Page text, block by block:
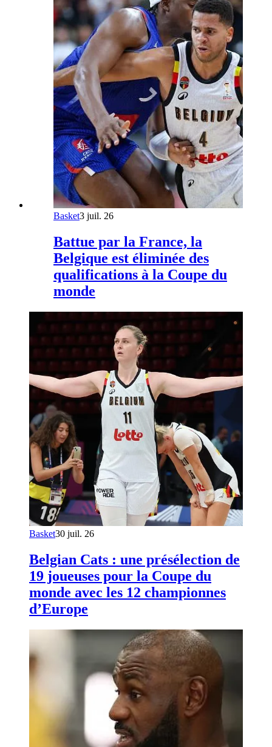
Basket3 juil. 26
Battue par la France, la
Belgique est éliminée des
qualifications à la Coupe du
monde
Basket30 juil. 26
Belgian Cats : une présélection de
19 joueuses pour la Coupe du
monde avec les 12 championnes
d’Europe